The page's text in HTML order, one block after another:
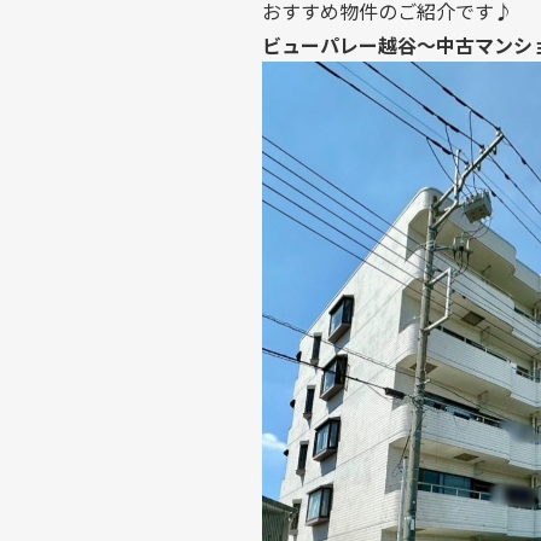
おすすめ物件のご紹介です♪
ビューパレー越谷～中古マンシ